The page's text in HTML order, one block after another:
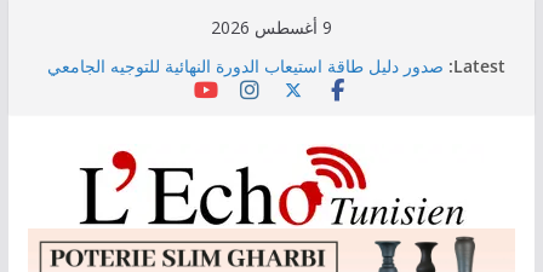
9 أغسطس 2026
Latest: صدور دليل طاقة استيعاب الدورة النهائية للتوجيه الجامعي
وزير التجهيز يتفقد سير أشغال مشروع المدخل الجنوبي
وزارة الأسرة: نسعى لاستكمال دراسة ميدانية حول ظاهرة
تسول الأطفال
مندوب عام حماية الطفولة يحذر